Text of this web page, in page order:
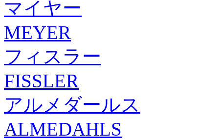
マイヤー
MEYER
フィスラー
FISSLER
アルメダールス
ALMEDAHLS